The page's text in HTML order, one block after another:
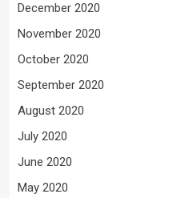
December 2020
November 2020
October 2020
September 2020
August 2020
July 2020
June 2020
May 2020